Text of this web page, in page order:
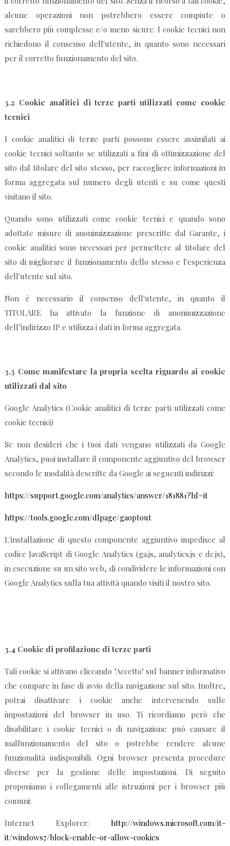
alcune operazioni non potrebbero essere compiute o
sarebbero più complesse e/o meno sicure. I cookie tecnici non
richiedono il consenso dell'utente, in quanto sono necessari
per il corretto funzionamento del sito.
3.2 Cookie analitici di terze parti utilizzati come cookie
tecnici
I cookie analitici di terze parti possono essere assimilati ai
cookie tecnici soltanto se utilizzati a fini di ottimizzazione del
sito dal titolare del sito stesso, per raccogliere informazioni in
forma aggregata sul numero degli utenti e su come questi
visitano il sito.
Quando sono utilizzati come cookie tecnici e quando sono
adottate misure di anonimizzazione prescritte dal Garante, i
cookie analitici sono necessari per permettere al titolare del
sito di migliorare il funzionamento dello stesso e l'esperienza
dell'utente sul sito.
Non è necessario il consenso dell'utente, in quanto il
TITOLARE ha attivato la funzione di anonimizzazione
dell’indirizzo IP e utilizza i dati in forma aggregata.
3.3 Come manifestare la propria scelta riguardo ai cookie
utilizzati dal sito
Google Analytics (Cookie analitici di terze parti utilizzati come
cookie tecnici)
Se non desideri che i tuoi dati vengano utilizzati da Google
Analytics, puoi installare il componente aggiuntivo del browser
secondo le modalità descritte da Google ai seguenti indirizzi:
https://support.google.com/analytics/answer/181881?hl=it
https://tools.google.com/dlpage/gaoptout
L'installazione di questo componente aggiuntivo impedisce al
codice JavaScript di Google Analytics (ga.js, analytics.js e dc.js),
in esecuzione su un sito web, di condividere le informazioni con
Google Analytics sulla tua attività quando visiti il nostro sito.
3.4 Cookie di profilazione di terze parti
Tali cookie si attivano cliccando "Accetto" sul banner informativo
che compare in fase di avvio della navigazione sul sito. Inoltre,
potrai disattivare i cookie anche intervenendo sulle
impostazioni del browser in uso. Ti ricordiamo però che
disabilitare i cookie tecnici o di navigazione può causare il
malfunzionamento del sito o potrebbe rendere alcune
funzionalità indisponibili. Ogni browser presenta procedure
diverse per la gestione delle impostazioni. Di seguito
proponiamo i collegamenti alle istruzioni per i browser più
comuni:
Internet Explorer:http://windows.microsoft.com/it-
it/windows7/block-enable-or-allow-cookies